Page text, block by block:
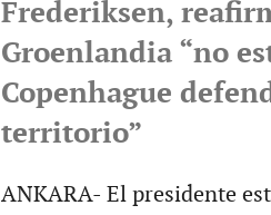
Frederiksen,
Groenlandia “no
Copenhague
territorio”
ANKARA- El presidente